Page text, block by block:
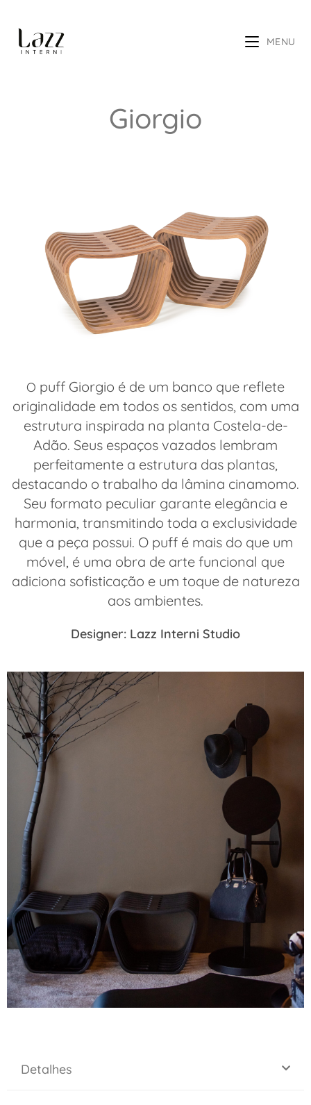
MENU
Giorgio
O puff Giorgio é de um banco que reflete
originalidade em todos os sentidos, com uma
estrutura inspirada na planta Costela-de-
Adão. Seus espaços vazados lembram
perfeitamente a estrutura das plantas,
destacando o trabalho da lâmina cinamomo.
Seu formato peculiar garante elegância e
harmonia, transmitindo toda a exclusividade
que a peça possui. O puff é mais do que um
móvel, é uma obra de arte funcional que
adiciona sofisticação e um toque de natureza
aos ambientes.
Designer: Lazz Interni Studio
Detalhes